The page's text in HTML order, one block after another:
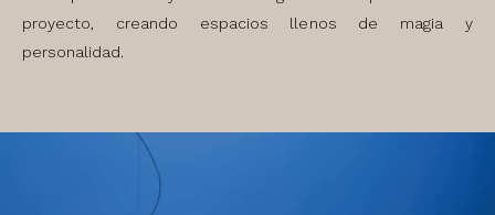
proyecto, creando espacios llenos de magia y
personalidad.